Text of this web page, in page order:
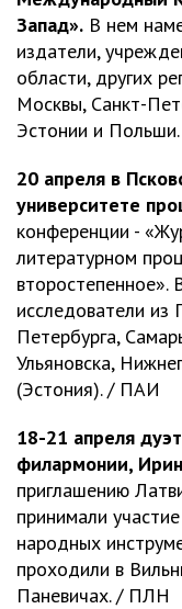
Запад». В нем
издатели,
области, других
Москвы, Санкт-
Эстонии и
20 апреля в
университете
конференции -
литературном
второстепенное».
исследователи из
Петербурга,
Ульяновска,
(Эстония). / ПАИ
18-21 апреля
филармонии,
приглашению
принимали
народных
проходили в
Паневичах. / ПЛН